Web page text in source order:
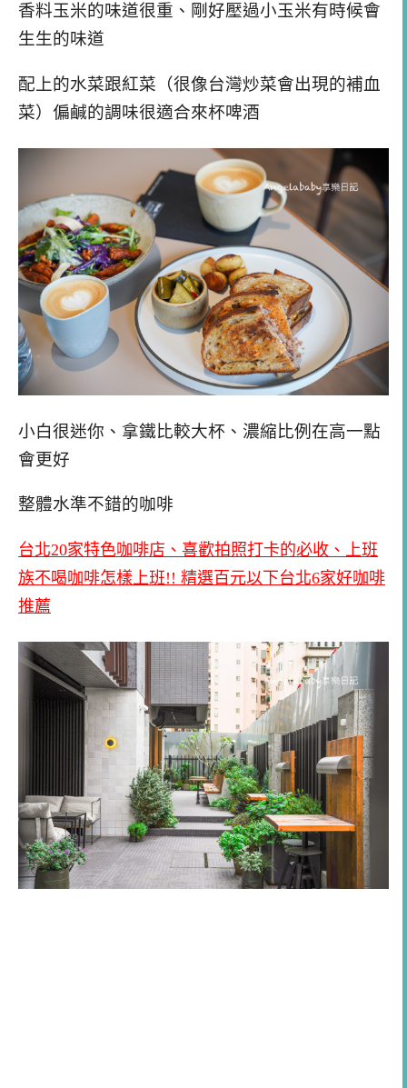
香料玉米的味道很重、剛好壓過小玉米有時候會
生生的味道
配上的水菜跟紅菜（很像台灣炒菜會出現的補血
菜）偏鹹的調味很適合來杯啤酒
小白很迷你、拿鐵比較大杯、濃縮比例在高一點
會更好
整體水準不錯的咖啡
台北20家特色咖啡店、喜歡拍照打卡的必收、上班
族不喝咖啡怎樣上班!! 精選百元以下台北6家好咖啡
推薦